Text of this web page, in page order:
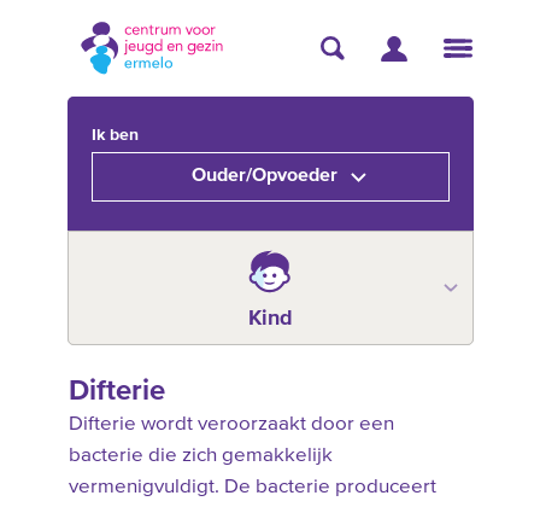
Ik ben
Ouder/Opvoeder
Kind
Difterie
Difterie wordt veroorzaakt door een
bacterie die zich gemakkelijk
vermenigvuldigt. De bacterie produceert